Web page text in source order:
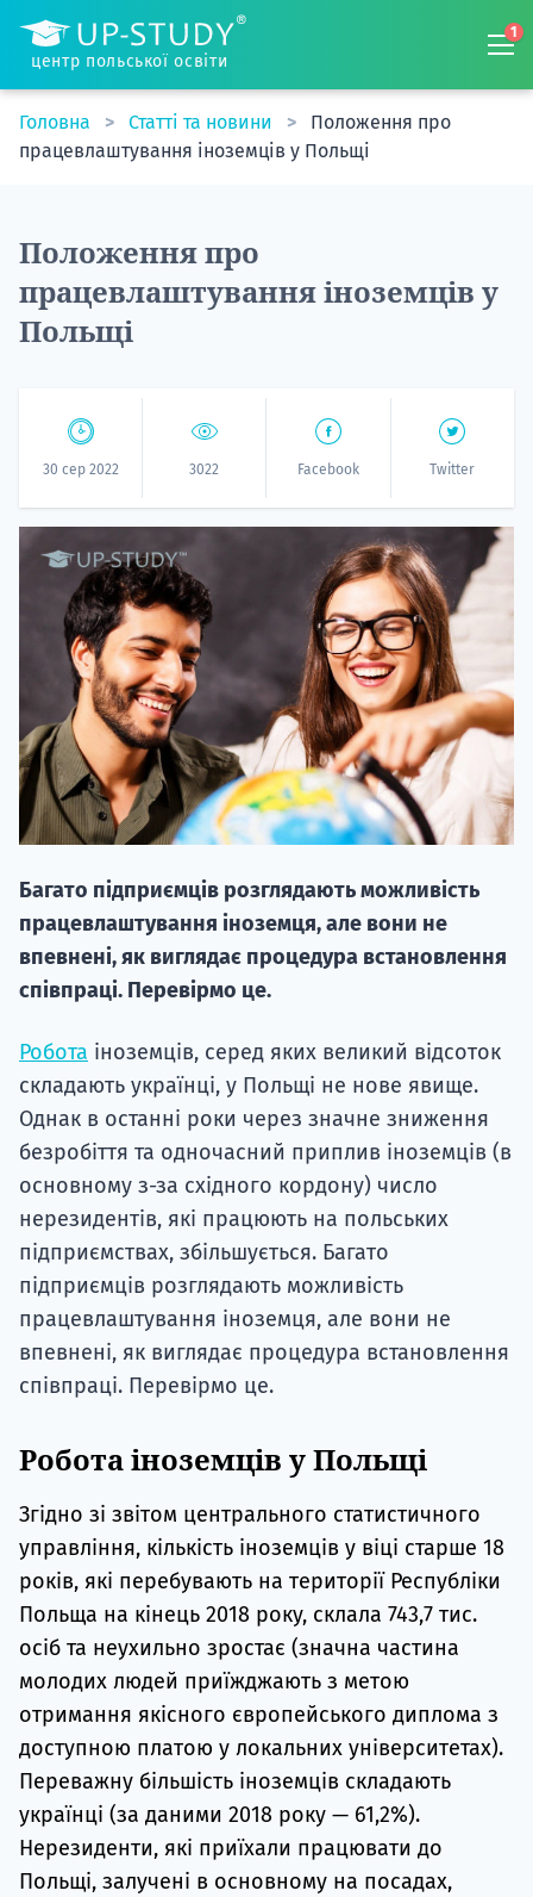
центр польської освіти
1
Головна Статті та новини
Положення про
працевлаштування іноземців у Польщі
Положення про
працевлаштування іноземців у
Польщі
30 сер 2022 3022 Facebook Twitter
Багато підприємців розглядають можливість
працевлаштування іноземця, але вони не
впевнені, як виглядає процедура встановлення
співпраці. Перевірмо це.
Робота іноземців, серед яких великий відсоток
складають українці, у Польщі не нове явище.
Однак в останні роки через значне зниження
безробіття та одночасний приплив іноземців (в
основному з-за східного кордону) число
нерезидентів, які працюють на польських
підприємствах, збільшується. Багато
підприємців розглядають можливість
працевлаштування іноземця, але вони не
впевнені, як виглядає процедура встановлення
співпраці. Перевірмо це.
Робота іноземців у Польщі
Згідно зі звітом центрального статистичного
управління, кількість іноземців у віці старше 18
років, які перебувають на території Республіки
Польща на кінець 2018 року, склала 743,7 тис.
осіб та неухильно зростає (значна частина
молодих людей приїжджають з метою
отримання якісного європейського диплома з
доступною платою у локальних університетах).
Переважну більшість іноземців складають
українці (за даними 2018 року — 61,2%).
Нерезиденти, які приїхали працювати до
Польщі, залучені в основному на посадах,
НАБІР
вступ на